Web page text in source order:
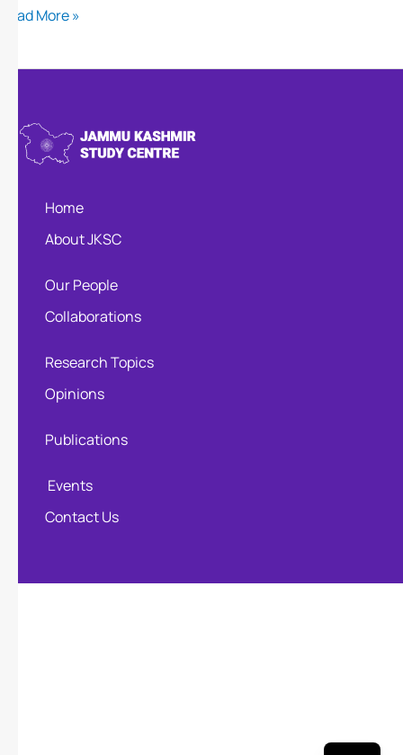
Read More »
Home
About JKSC
Our People
Collaborations
Research Topics
Opinions
Publications
Events
Contact Us